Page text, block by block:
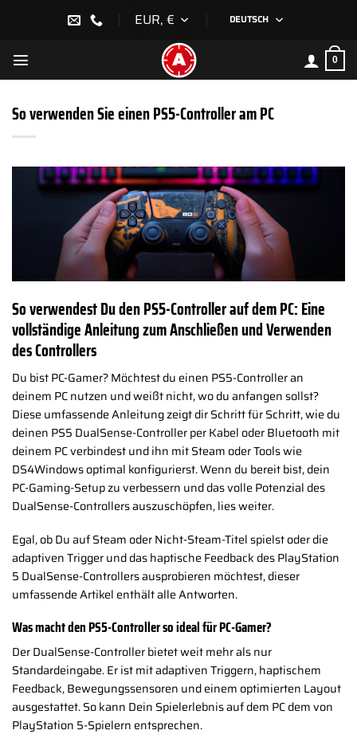
EUR, € DEUTSCH
0
So verwenden Sie einen PS5-Controller am PC
So verwendest Du den PS5-Controller auf dem PC: Eine
vollständige Anleitung zum Anschließen und Verwenden
des Controllers
Du bist PC-Gamer? Möchtest du einen PS5-Controller an
deinem PC nutzen und weißt nicht, wo du anfangen sollst?
Diese umfassende Anleitung zeigt dir Schritt für Schritt, wie du
deinen PS5 DualSense-Controller per Kabel oder Bluetooth mit
deinem PC verbindest und ihn mit Steam oder Tools wie
DS4Windows optimal konfigurierst. Wenn du bereit bist, dein
PC-Gaming-Setup zu verbessern und das volle Potenzial des
DualSense-Controllers auszuschöpfen, lies weiter.
Egal, ob Du auf Steam oder Nicht-Steam-Titel spielst oder die
adaptiven Trigger und das haptische Feedback des PlayStation
5 DualSense-Controllers ausprobieren möchtest, dieser
umfassende Artikel enthält alle Antworten.
Was macht den PS5-Controller so ideal für PC-Gamer?
Der DualSense-Controller bietet weit mehr als nur
Standardeingabe. Er ist mit adaptiven Triggern, haptischem
Feedback, Bewegungssensoren und einem optimierten Layout
ausgestattet. So kann Dein Spielerlebnis auf dem PC dem von
PlayStation 5-Spielern entsprechen.